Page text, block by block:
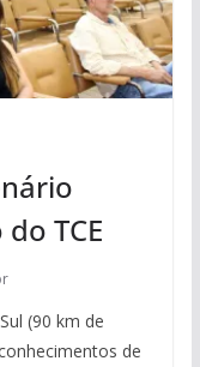
TCE
(90 km de
de